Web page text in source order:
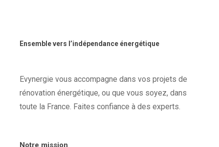
Ensemble vers l’indépendance énergétique
Evynergie vous accompagne dans vos projets de
rénovation énergétique, ou que vous soyez, dans
toute la France. Faites confiance à des experts.
Notre mission